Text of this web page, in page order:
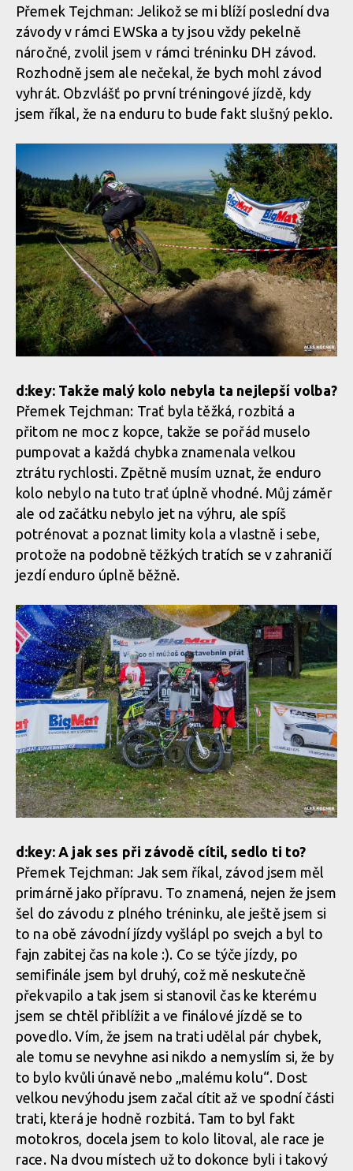
Přemek Tejchman: Jelikož se mi blíží poslední dva
závody v rámci EWSka a ty jsou vždy pekelně
náročné, zvolil jsem v rámci tréninku DH závod.
Rozhodně jsem ale nečekal, že bych mohl závod
vyhrát. Obzvlášť po první tréningové jízdě, kdy
jsem říkal, že na enduru to bude fakt slušný peklo.
d:key: Takže malý kolo nebyla ta nejlepší volba?
Přemek Tejchman: Trať byla těžká, rozbitá a
přitom ne moc z kopce, takže se pořád muselo
pumpovat a každá chybka znamenala velkou
ztrátu rychlosti. Zpětně musím uznat, že enduro
kolo nebylo na tuto trať úplně vhodné. Můj záměr
ale od začátku nebylo jet na výhru, ale spíš
potrénovat a poznat limity kola a vlastně i sebe,
protože na podobně těžkých tratích se v zahraničí
jezdí enduro úplně běžně.
d:key: A jak ses při závodě cítil, sedlo ti to?
Přemek Tejchman: Jak sem říkal, závod jsem měl
primárně jako přípravu. To znamená, nejen že jsem
šel do závodu z plného tréninku, ale ještě jsem si
to na obě závodní jízdy vyšlápl po svejch a byl to
fajn zabitej čas na kole :). Co se týče jízdy, po
semifinále jsem byl druhý, což mě neskutečně
překvapilo a tak jsem si stanovil čas ke kterému
jsem se chtěl přiblížit a ve finálové jízdě se to
povedlo. Vím, že jsem na trati udělal pár chybek,
ale tomu se nevyhne asi nikdo a nemyslím si, že by
to bylo kvůli únavě nebo „malému kolu“. Dost
velkou nevýhodu jsem začal cítit až ve spodní části
trati, která je hodně rozbitá. Tam to byl fakt
motokros, docela jsem to kolo litoval, ale race je
race. Na dvou místech už to dokonce byli i takový